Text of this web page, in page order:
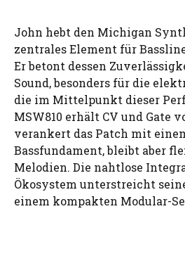
John hebt den Michigan
zentrales Element für
Er betont dessen
Sound, besonders für die
die im Mittelpunkt dieser
MSW810 erhält CV und Gate
verankert das Patch mit
Bassfundament, bleibt aber
Melodien. Die nahtlose
Ökosystem unterstreicht
einem kompakten Modular-